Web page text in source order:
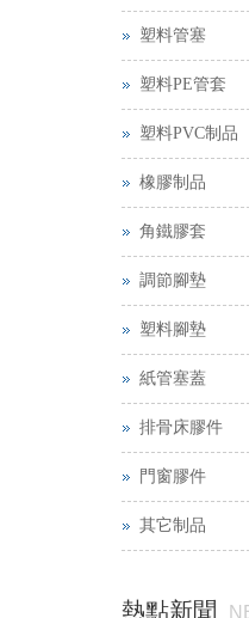
塑料管塞
塑料PE管套
塑料PVC制品
橡膠制品
角鐵膠套
調節腳墊
塑料腳墊
紙管塞蓋
排骨床膠件
門窗膠件
其它制品
熱點新聞